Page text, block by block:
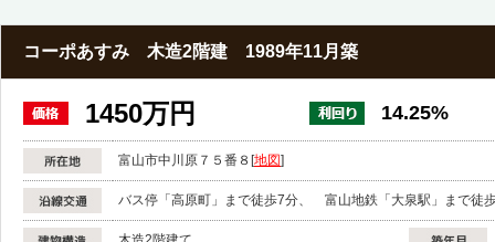
コーポあすみ 木造2階建 1989年11月築
1450万円 14.25%
富山市中川原７５番８ [地図]
バス停「高原町」まで徒歩7分、 富山地鉄「大泉駅」まで徒